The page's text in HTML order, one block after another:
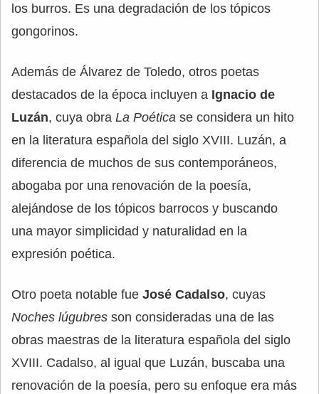
los burros. Es una degradación de los tópicos
gongorinos.
Además de Álvarez de Toledo, otros poetas
destacados de la época incluyen a Ignacio de
Luzán, cuya obra La Poética se considera un hito
en la literatura española del siglo XVIII. Luzán, a
diferencia de muchos de sus contemporáneos,
abogaba por una renovación de la poesía,
alejándose de los tópicos barrocos y buscando
una mayor simplicidad y naturalidad en la
expresión poética.
Otro poeta notable fue José Cadalso, cuyas
Noches lúgubres son consideradas una de las
obras maestras de la literatura española del siglo
XVIII. Cadalso, al igual que Luzán, buscaba una
renovación de la poesía, pero su enfoque era más